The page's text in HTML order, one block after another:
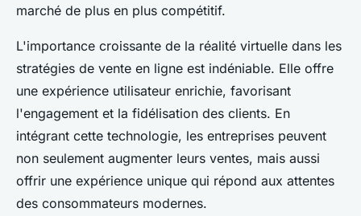
marché de plus en plus compétitif.
L'importance croissante de la réalité virtuelle dans les
stratégies de vente en ligne est indéniable. Elle offre
une expérience utilisateur enrichie, favorisant
l'engagement et la fidélisation des clients. En
intégrant cette technologie, les entreprises peuvent
non seulement augmenter leurs ventes, mais aussi
offrir une expérience unique qui répond aux attentes
des consommateurs modernes.